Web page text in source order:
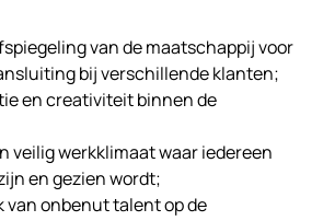
van de maatschappij voor
bij verschillende klanten;
en creativiteit binnen de
veilig werkklimaat waar iedereen
en gezien wordt;
van onbenut talent op de